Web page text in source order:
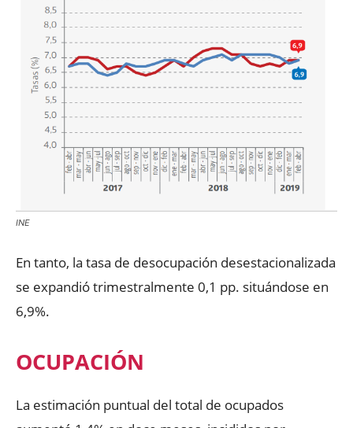
INE
En tanto, la tasa de desocupación desestacionalizada
se expandió trimestralmente 0,1 pp. situándose en
6,9%.
OCUPACIÓN
La estimación puntual del total de ocupados